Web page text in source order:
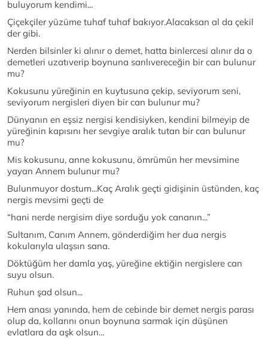
buluyorum kendimi...
Çiçekçiler yüzüme tuhaf tuhaf bakıyor.Alacaksan al da çekil
der gibi.
Nerden bilsinler ki alınır o demet, hatta binlercesi alınır da o
demetleri uzatıverip boynuna sarılıvereceğin bir can bulunur
mu?
Kokusunu yüreğinin en kuytusuna çekip, seviyorum seni,
seviyorum nergisleri diyen bir can bulunur mu?
Dünyanın en eşsiz nergisi kendisiyken, kendini bilmeyip de
yüreğinin kapısını her sevgiye aralık tutan bir can bulunur
mu?
Mis kokusunu, anne kokusunu, ömrümün her mevsimine
yayan Annem bulunur mu?
Bulunmuyor dostum...Kaç Aralık geçti gidişinin üstünden, kaç
nergis mevsimi geçti de
“hani nerde nergisim diye sorduğu yok cananın...”
Sultanım, Canım Annem, gönderdiğim her dua nergis
kokularıyla ulaşsın sana.
Döktüğüm her damla yaş, yüreğine ektiğin nergislere can
suyu olsun.
Ruhun şad olsun...
Hem anası yanında, hem de cebinde bir demet nergis parası
olup da, kollarını onun boynuna sarmak için düşünen
evlatlara da aşk olsun...